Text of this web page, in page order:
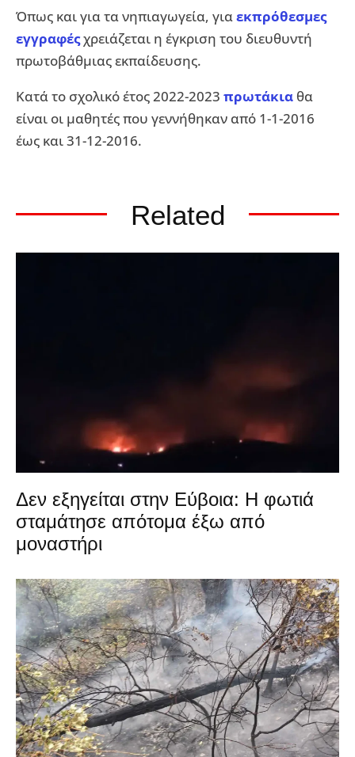
Όπως και για τα νηπιαγωγεία, γιαεκπρόθεσμες
εγγραφέςχρειάζεται η έγκριση του διευθυντή
πρωτοβάθμιας εκπαίδευσης.
Κατά το σχολικό έτος 2022-2023 πρωτάκια θα
είναι οι μαθητές που γεννήθηκαν από 1-1-2016
έως και 31-12-2016.
Related
Δεν εξηγείται στην Εύβοια: Η φωτιά
σταμάτησε απότομα έξω από
μοναστήρι